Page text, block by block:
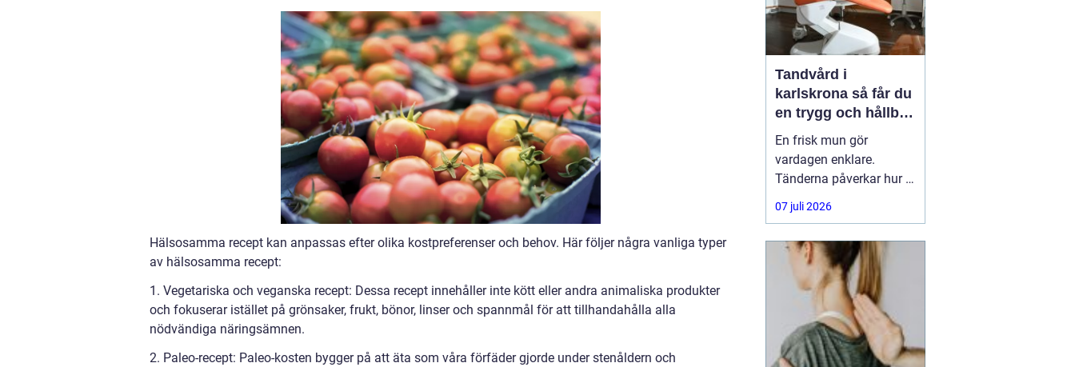
Hälsosamma recept kan anpassas efter olika kostpreferenser och behov. Här följer några vanliga typer
av hälsosamma recept:
1. Vegetariska och veganska recept: Dessa recept innehåller inte kött eller andra animaliska produkter
och fokuserar istället på grönsaker, frukt, bönor, linser och spannmål för att tillhandahålla alla
nödvändiga näringsämnen.
2. Paleo-recept: Paleo-kosten bygger på att äta som våra förfäder gjorde under stenåldern och
Tandvård i
karlskrona så får du
en trygg och hållbar
munhälsa
En frisk mun gör
vardagen enklare.
Tänderna påverkar hur vi
äter, hur vi pratar och hur
trygga vi känner oss i
människor söker efter
tandvård Karlskrona
handlar
07 juli 2026